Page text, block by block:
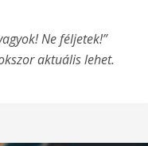
Ne féljetek!”
aktuális lehet.